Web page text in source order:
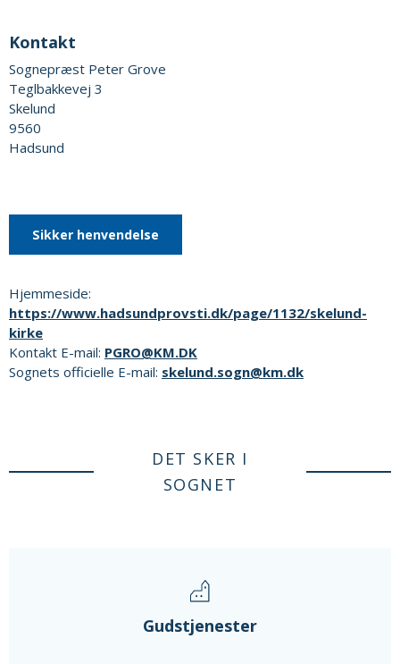
Kontakt
Sognepræst Peter Grove
Teglbakkevej 3
Skelund
9560
Hadsund
Sikker henvendelse
Hjemmeside:
https://www.hadsundprovsti.dk/page/1132/skelund-
kirke
Kontakt E-mail: PGRO@KM.DK
Sognets officielle E-mail: skelund.sogn@km.dk
DET SKER I
SOGNET
Gudstjenester